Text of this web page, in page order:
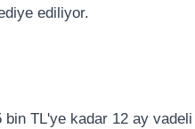
ediliyor.
TL'ye kadar 12 ay